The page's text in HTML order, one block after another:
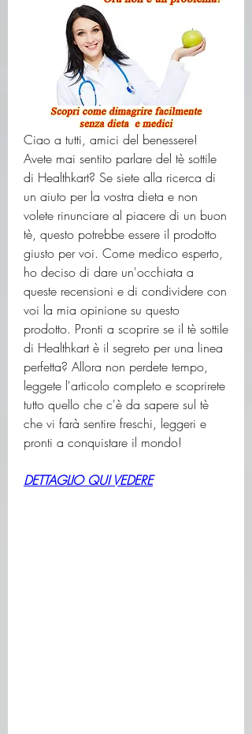
Ciao a tutti, amici del benessere!
Avete mai sentito parlare del tè sottile
di Healthkart? Se siete alla ricerca di
un aiuto per la vostra dieta e non
volete rinunciare al piacere di un buon
tè, questo potrebbe essere il prodotto
giusto per voi. Come medico esperto,
ho deciso di dare un'occhiata a
queste recensioni e di condividere con
voi la mia opinione su questo
prodotto. Pronti a scoprire se il tè sottile
di Healthkart è il segreto per una linea
perfetta? Allora non perdete tempo,
leggete l'articolo completo e scoprirete
tutto quello che c'è da sapere sul tè
che vi farà sentire freschi, leggeri e
pronti a conquistare il mondo!
DETTAGLIO QUI VEDERE